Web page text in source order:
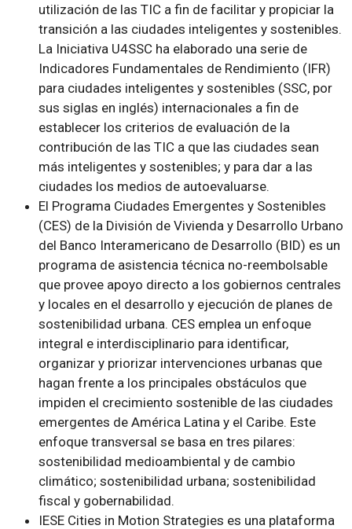
utilización de las TIC a fin de facilitar y propiciar la
transición a las ciudades inteligentes y sostenibles.
La Iniciativa U4SSC ha elaborado una serie de
Indicadores Fundamentales de Rendimiento (IFR)
para ciudades inteligentes y sostenibles (SSC, por
sus siglas en inglés) internacionales a fin de
establecer los criterios de evaluación de la
contribución de las TIC a que las ciudades sean
más inteligentes y sostenibles; y para dar a las
ciudades los medios de autoevaluarse.
El Programa Ciudades Emergentes y Sostenibles
(CES) de la División de Vivienda y Desarrollo Urbano
del Banco Interamericano de Desarrollo (BID) es un
programa de asistencia técnica no-reembolsable
que provee apoyo directo a los gobiernos centrales
y locales en el desarrollo y ejecución de planes de
sostenibilidad urbana. CES emplea un enfoque
integral e interdisciplinario para identificar,
organizar y priorizar intervenciones urbanas que
hagan frente a los principales obstáculos que
impiden el crecimiento sostenible de las ciudades
emergentes de América Latina y el Caribe. Este
enfoque transversal se basa en tres pilares:
sostenibilidad medioambiental y de cambio
climático; sostenibilidad urbana; sostenibilidad
fiscal y gobernabilidad.
IESE Cities in Motion Strategies es una plataforma